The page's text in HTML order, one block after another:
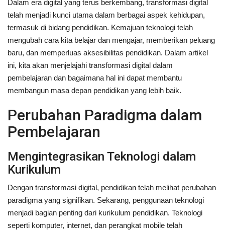
Dalam era digital yang terus berkembang, transformasi digital
telah menjadi kunci utama dalam berbagai aspek kehidupan,
termasuk di bidang pendidikan. Kemajuan teknologi telah
mengubah cara kita belajar dan mengajar, memberikan peluang
baru, dan memperluas aksesibilitas pendidikan. Dalam artikel
ini, kita akan menjelajahi transformasi digital dalam
pembelajaran dan bagaimana hal ini dapat membantu
membangun masa depan pendidikan yang lebih baik.
Perubahan Paradigma dalam
Pembelajaran
Mengintegrasikan Teknologi dalam
Kurikulum
Dengan transformasi digital, pendidikan telah melihat perubahan
paradigma yang signifikan. Sekarang, penggunaan teknologi
menjadi bagian penting dari kurikulum pendidikan. Teknologi
seperti komputer, internet, dan perangkat mobile telah